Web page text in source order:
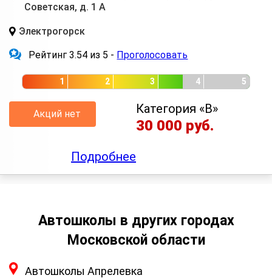
Советская, д. 1 А
Электрогорск
Рейтинг 3.54 из 5 - Проголосовать
1 2 3 4 5
Акций нет Категория «B»
30 000 руб.
Подробнее
Автошколы в других городах
Московской области
Автошколы Апрелевка